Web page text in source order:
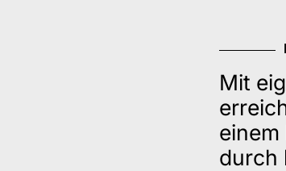
Mit
durch